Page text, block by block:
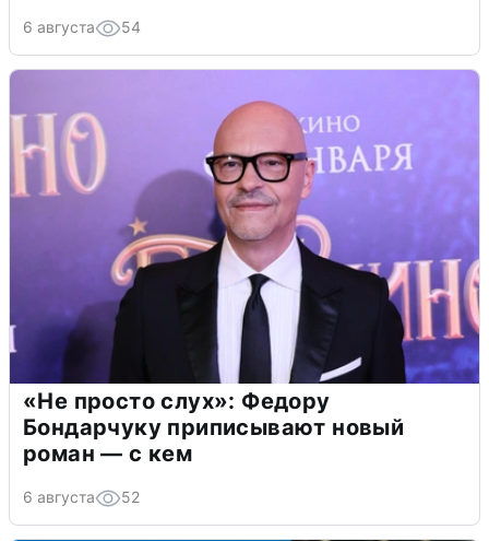
6 августа 54
«Не просто слух»: Федору
Бондарчуку приписывают новый
роман — с кем
6 августа 52